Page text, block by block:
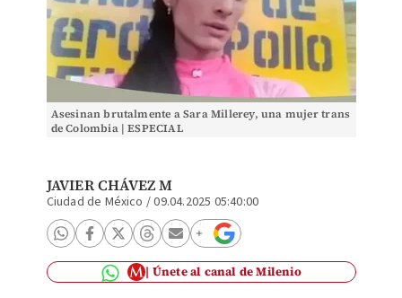
Asesinan brutalmente a Sara Millerey, una mujer trans
de Colombia | ESPECIAL
JAVIER CHÁVEZ M
Ciudad de México /09.04.2025 05:40:00
Únete al canal de Milenio